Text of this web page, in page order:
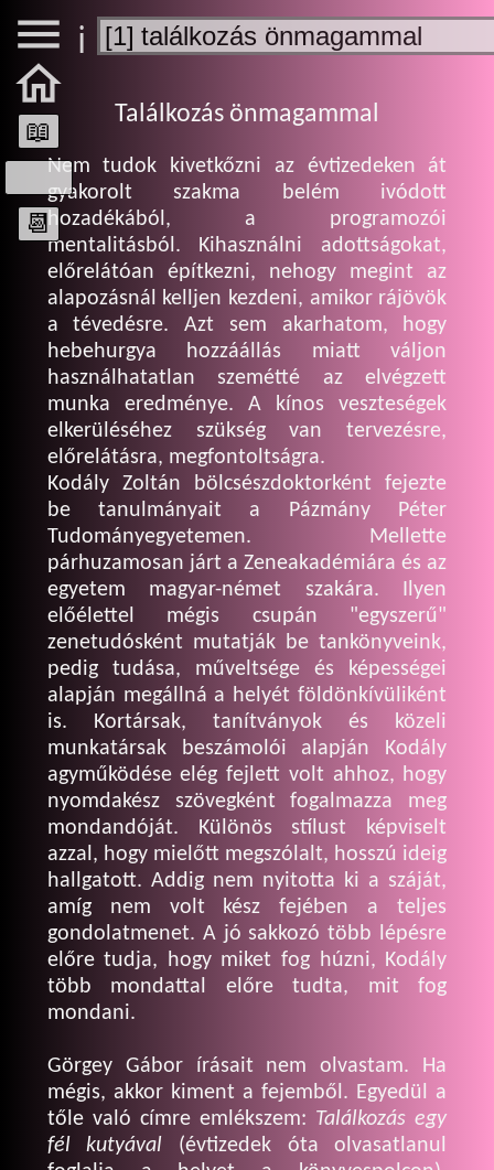


📖
73%
📆
ℹ️
Találkozás önmagammal
Nem tudok kivetkőzni az évtizedeken át
gyakorolt szakma belém ivódott
hozadékából, a programozói
mentalitásból. Kihasználni adottságokat,
előrelátóan építkezni, nehogy megint az
alapozásnál kelljen kezdeni, amikor rájövök
a tévedésre. Azt sem akarhatom, hogy
hebehurgya hozzáállás miatt váljon
használhatatlan szemétté az elvégzett
munka eredménye. A kínos veszteségek
elkerüléséhez szükség van tervezésre,
előrelátásra, megfontoltságra.
Kodály Zoltán bölcsészdoktorként fejezte
be tanulmányait a Pázmány Péter
Tudományegyetemen. Mellette
párhuzamosan járt a Zeneakadémiára és az
egyetem magyar-német szakára. Ilyen
előélettel mégis csupán "egyszerű"
zenetudósként mutatják be tankönyveink,
pedig tudása, műveltsége és képességei
alapján megállná a helyét földönkívüliként
is. Kortársak, tanítványok és közeli
munkatársak beszámolói alapján Kodály
agyműködése elég fejlett volt ahhoz, hogy
nyomdakész szövegként fogalmazza meg
mondandóját. Különös stílust képviselt
azzal, hogy mielőtt megszólalt, hosszú ideig
hallgatott. Addig nem nyitotta ki a száját,
amíg nem volt kész fejében a teljes
gondolatmenet. A jó sakkozó több lépésre
előre tudja, hogy miket fog húzni, Kodály
több mondattal előre tudta, mit fog
mondani.
Görgey Gábor írásait nem olvastam. Ha
mégis, akkor kiment a fejemből. Egyedül a
tőle való címre emlékszem: Találkozás egy
fél kutyával (évtizedek óta olvasatlanul